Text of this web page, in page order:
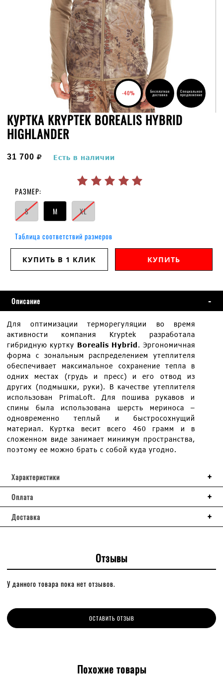
-40% Бесплатная
доставка
Специальное
предложение
КУРТКА KRYPTEK BOREALIS HYBRID
HIGHLANDER
31 700 руб.
Есть в наличии
РАЗМЕР:
S
M XL
Таблица соответствий размеров
КУПИТЬ В 1 КЛИК КУПИТЬ
Описание
Для оптимизации терморегуляции во время
активности компания Kryptek разработала
гибридную куртку Borealis Hybrid. Эргономичная
форма с зональным распределением утеплителя
обеспечивает максимальное сохранение тепла в
одних местах (грудь и пресс) и его отвод из
других (подмышки, руки). В качестве утеплителя
использован PrimaLoft. Для пошива рукавов и
спины была использована шерсть мериноса –
одновременно теплый и быстросохнущий
материал. Куртка весит всего 460 грамм и в
сложенном виде занимает минимум пространства,
поэтому ее можно брать с собой куда угодно.
Характеристики
Оплата
Доставка
Отзывы
У данного товара пока нет отзывов.
ОСТАВИТЬ ОТЗЫВ
Похожие товары